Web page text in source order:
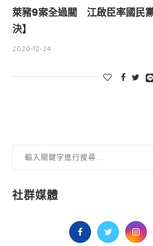
萊豬9案全過關 江啟臣率國民
決】
2020-12-24
社群媒體